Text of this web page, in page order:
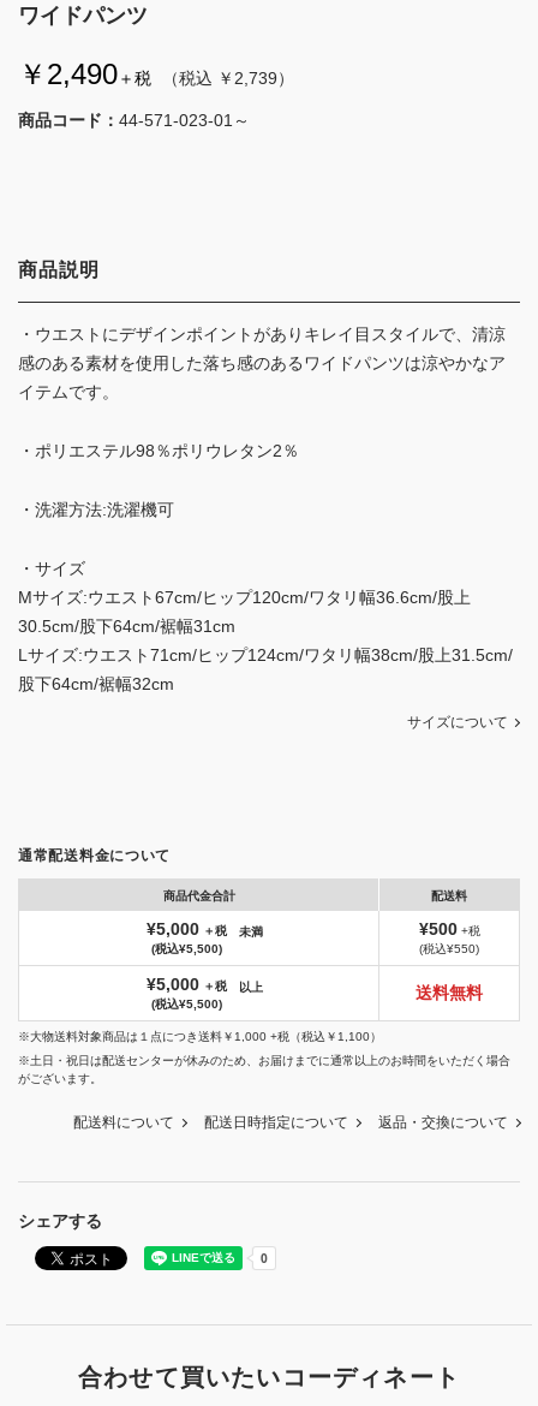
ワイドパンツ
￥2,490＋税 （税込 ￥2,739）
商品コード： 44-571-023-01～
シェアする
商品説明
・ウエストにデザインポイントがありキレイ目スタイルで、清涼
感のある素材を使用した落ち感のあるワイドパンツは涼やかなア
イテムです。
・ポリエステル98％ポリウレタン2％
・洗濯方法:洗濯機可
・サイズ
Mサイズ:ウエスト67cm/ヒップ120cm/ワタリ幅36.6cm/股上
30.5cm/股下64cm/裾幅31cm
Lサイズ:ウエスト71cm/ヒップ124cm/ワタリ幅38cm/股上31.5cm/
股下64cm/裾幅32cm
サイズについて
通常配送料金について
商品代金合計 配送料
¥5,000 ＋税
(税込¥5,500)
未満 ¥500+税
(税込¥550)
¥5,000 ＋税
(税込¥5,500)
以上 送料無料
※大物送料対象商品は１点につき送料￥1,000 +税（税込￥1,100）
※土日・祝日は配送センターが休みのため、お届けまでに通常以上のお時間をいただく場合
がございます。
配送料について 配送日時指定について 返品・交換について
合わせて買いたいコーディネート